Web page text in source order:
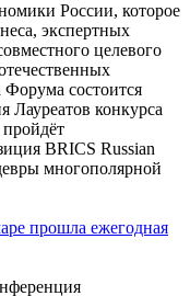
России, которое
экспертных
целевого
состоится
Лауреатов конкурса
BRICS Russian
многополярной
прошла ежегодная